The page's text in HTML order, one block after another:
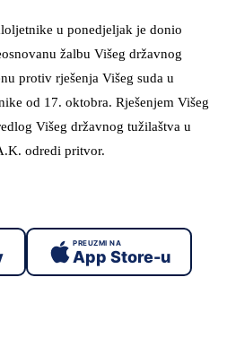
u ponedjeljak je donio
žalbu Višeg državnog
protiv rješenja Višeg suda u
od 17. oktobra. Rješenjem Višeg
Višeg državnog tužilaštva u
odredi pritvor.
PREUZMI NA
App Store-u